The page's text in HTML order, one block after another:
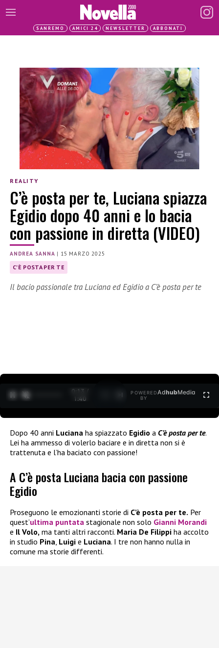
SANREMO AMICI 24 NEWSLETTER ABBONATI
REALITY
C’è posta per te, Luciana spiazza
Egidio dopo 40 anni e lo bacia
con passione in diretta (VIDEO)
ANDREA SANNA | 15 MARZO 2025
C'È POSTA PER TE
Il bacio passionale tra Luciana ed Egidio a C’è posta per te
0:15 /
1:40
POWERED
BY
AdhubMedia
Dopo 40 anni Luciana ha spiazzato Egidio a C’è posta per te.
Lei ha ammesso di volerlo baciare e in diretta non si è
trattenuta e l’ha baciato con passione!
A C’è posta Luciana bacia con passione
Egidio
Proseguono le emozionanti storie di C’è posta per te. Per
quest’ultima puntata stagionale non solo Gianni Morandi
e Il Volo, ma tanti altri racconti. Maria De Filippi ha accolto
in studio Pina, Luigi e Luciana. I tre non hanno nulla in
comune ma storie differenti.